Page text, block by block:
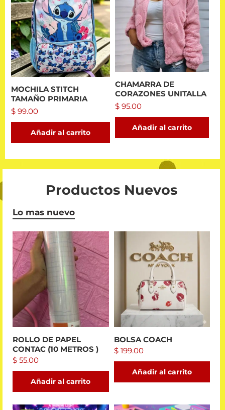
MOCHILA STITCH
TAMAÑO PRIMARIA
$ 99.00
Añadir al carrito
CHAMARRA DE
CORAZONES UNITALLA
$ 95.00
Añadir al carrito
Productos Nuevos
Lo mas nuevo
ROLLO DE PAPEL
CONTAC (10 METROS )
$ 55.00
Añadir al carrito
BOLSA COACH
$199.00
Añadir al carrito